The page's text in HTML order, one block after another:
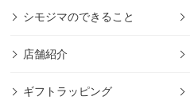
シモジマのできること
店舗紹介
ギフトラッピング